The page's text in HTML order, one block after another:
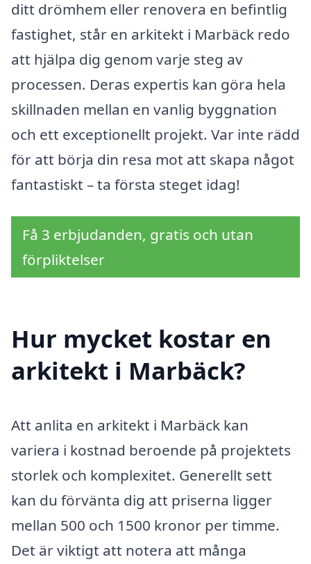
ditt drömhem eller renovera en befintlig
fastighet, står en arkitekt i Marbäck redo
att hjälpa dig genom varje steg av
processen. Deras expertis kan göra hela
skillnaden mellan en vanlig byggnation
och ett exceptionellt projekt. Var inte rädd
för att börja din resa mot att skapa något
fantastiskt – ta första steget idag!
Få 3 erbjudanden, gratis och utan
förpliktelser
Hur mycket kostar en
arkitekt i Marbäck?
Att anlita en arkitekt i Marbäck kan
variera i kostnad beroende på projektets
storlek och komplexitet. Generellt sett
kan du förvänta dig att priserna ligger
mellan 500 och 1500 kronor per timme.
Det är viktigt att notera att många